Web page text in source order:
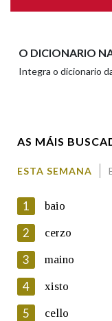
En cumprimento da
Protección de Datos
Galega informa a
electrónico, así
O DICIONARIO
Integra o dicionario
AS MÁIS
ESTA SEMANA
1 baio
2 cerzo
3 maino
4 xisto
5 cello